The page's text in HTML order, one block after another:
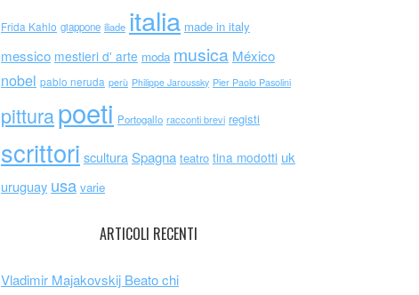
Frida Kahlo giappone iliade italia made in italy
messico mestieri d' arte moda musica México
nobel pablo neruda perù Philippe Jaroussky Pier Paolo Pasolini
pitturapoeti Portogallo racconti brevi registi
scrittori scultura Spagna teatro tina modotti uk
uruguay usa varie
ARTICOLI RECENTI
Vladimir Majakovskij Beato chi